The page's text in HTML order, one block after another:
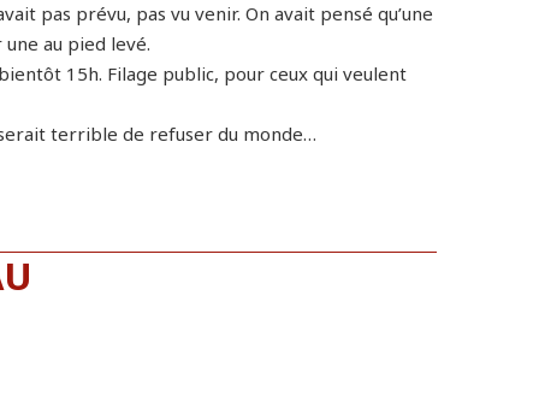
pas prévu, pas vu venir. On avait pensé qu’une
au pied levé.
15h. Filage public, pour ceux qui veulent
terrible de refuser du monde…